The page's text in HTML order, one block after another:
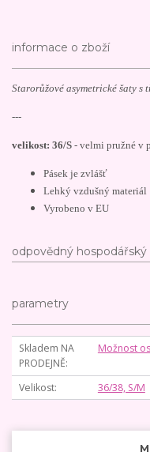
informace o zboží
Starorůžové asymetrické šaty s
---
velikost: 36/S - velmi pružné v
Pásek je zvlášť
Lehký vzdušný materiál
Vyrobeno v EU
odpovědný
parametry
Skladem NA
PRODEJNĚ
Možnost
Velikost 36/38, S/M